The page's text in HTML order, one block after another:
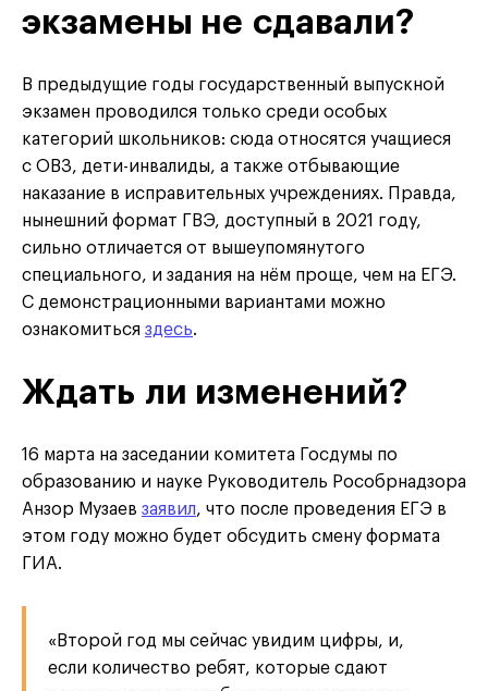
экзамены не сдавали?
В предыдущие годы государственный выпускной
экзамен проводился только среди особых
категорий школьников: сюда относятся учащиеся
с ОВЗ, дети-инвалиды, а также отбывающие
наказание в исправительных учреждениях. Правда,
нынешний формат ГВЭ, доступный в 2021 году,
сильно отличается от вышеупомянутого
специального, и задания на нём проще, чем на ЕГЭ.
С демонстрационными вариантами можно
ознакомиться здесь.
Ждать ли изменений?
16 марта на заседании комитета Госдумы по
образованию и науке Руководитель Рособрнадзора
Анзор Музаев заявил, что после проведения ЕГЭ в
этом году можно будет обсудить смену формата
ГИА.
«Второй год мы сейчас увидим цифры, и,
если количество ребят, которые сдают